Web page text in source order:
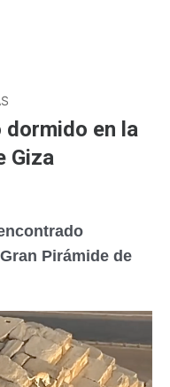
dormido en la
Giza
Pirámide de